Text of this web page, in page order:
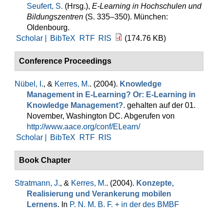
Seufert, S. (Hrsg.), E-Learning in Hochschulen und
Bildungszentren (S. 335–350). München:
Oldenbourg.
Scholar |
BibTeX RTF RIS (174.76 KB)
Conference Proceedings
Nübel, I., & Kerres, M.. (2004). Knowledge
Management in E-Learning? Or: E-Learning in
Knowledge Management?. gehalten auf der 01.
November, Washington DC. Abgerufen von
http://www.aace.org/conf/ELearn/
Scholar |
BibTeX RTF RIS
Book Chapter
Stratmann, J., & Kerres, M.. (2004). Konzepte,
Realisierung und Verankerung mobilen
Lernens. In P. N. M. B. F. + in der des BMBF